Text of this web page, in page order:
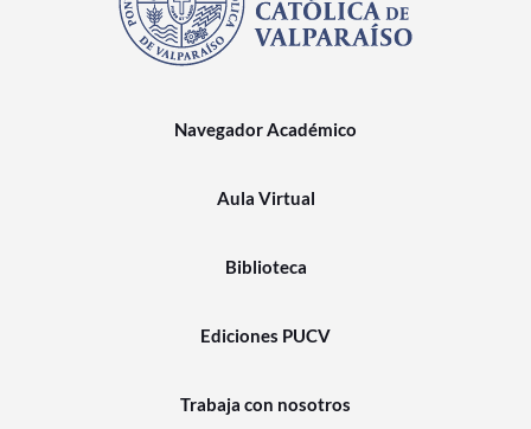
Navegador Académico
Aula Virtual
Biblioteca
Ediciones PUCV
Trabaja con nosotros